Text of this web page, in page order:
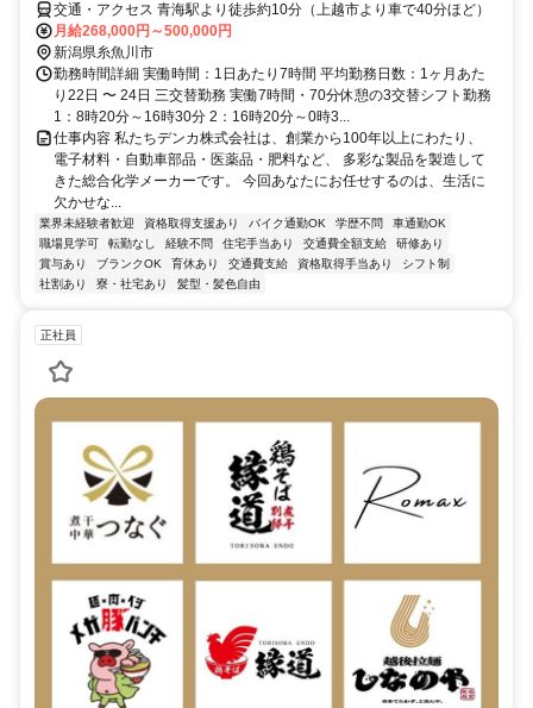
交通・アクセス 青海駅より徒歩約10分（上越市より車で40分ほど）
月給268,000円～500,000円
新潟県糸魚川市
勤務時間詳細 実働時間：1日あたり7時間 平均勤務日数：1ヶ月あた
り22日 〜 24日 三交替勤務 実働7時間・70分休憩の3交替シフト勤務
1：8時20分～16時30分 2：16時20分～0時3...
仕事内容 私たちデンカ株式会社は、創業から100年以上にわたり、
電子材料・自動車部品・医薬品・肥料など、 多彩な製品を製造して
きた総合化学メーカーです。 今回あなたにお任せするのは、生活に
欠かせな...
業界未経験者歓迎 資格取得支援あり バイク通勤OK 学歴不問
車通勤OK
職場見学可
転勤なし 経験不問 住宅手当あり 交通費全額支給
研修あり
賞与あり
ブランクOK 育休あり 交通費支給 資格取得手当あり
シフト制
社割あり
寮・社宅あり 髪型・髪色自由
正社員